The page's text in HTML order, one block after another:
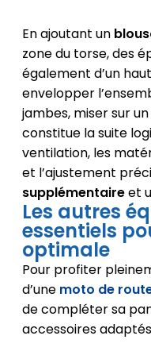
En ajoutant un
zone du torse, des
également d’un
envelopper
jambes, miser sur un
constitue la suite
ventilation, les
et l’ajustement
supplémentaireet
Les autres
essentiels
optimale
Pour profiter
d’une moto de
de compléter sa
accessoires